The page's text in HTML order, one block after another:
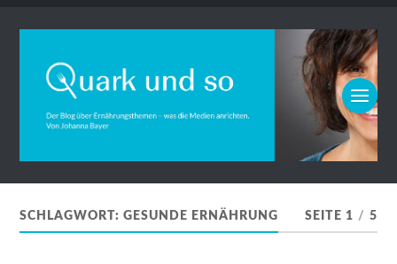
SCHLAGWORT:GESUNDE ERNÄHRUNG SEITE 1 / 5